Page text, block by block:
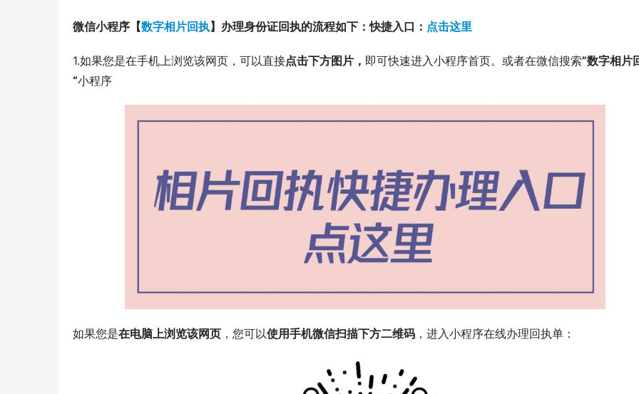
微信小程序【数字相片回执】办理身份证回执的流程如下：快捷入口： 点击这里
1.如果您是在手机上浏览该网页，可以直接点击下方图片， 即可快速进入小程序首页。或者在微信搜索”数字相片
“小程序
如果您是在电脑上浏览该网页 ，您可以使用手机微信扫描下方二维码 ，进入小程序在线办理回执单：